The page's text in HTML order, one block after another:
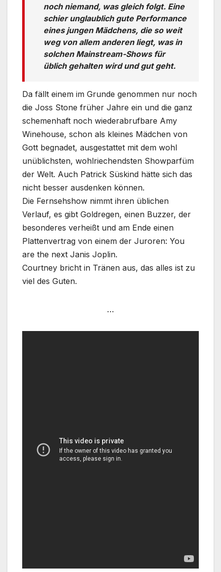
noch niemand, was gleich folgt. Eine
schier unglaublich gute Performance
eines jungen Mädchens, die so weit
weg von allem anderen liegt, was in
solchen Mainstream-Shows für
üblich gehalten wird und gut geht.
Da fällt einem im Grunde genommen nur noch
die Joss Stone früher Jahre ein und die ganz
schemenhaft noch wiederabrufbare Amy
Winehouse, schon als kleines Mädchen von
Gott begnadet, ausgestattet mit dem wohl
unüblichsten, wohlriechendsten Showparfüm
der Welt. Auch Patrick Süskind hätte sich das
nicht besser ausdenken können.
Die Fernsehshow nimmt ihren üblichen
Verlauf, es gibt Goldregen, einen Buzzer, der
besonderes verheißt und am Ende einen
Plattenvertrag von einem der Juroren: You
are the next Janis Joplin.
Courtney bricht in Tränen aus, das alles ist zu
viel des Guten.
…